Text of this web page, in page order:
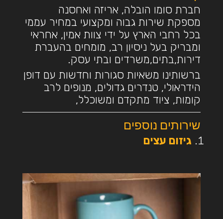
חברת סומו הובלה, אריזה ואחסנה
מספקת שירות גבוה ומקצועי במחיר עממי
בכל רחבי הארץ על ידי צוות אמין, אחראי
ומבריק בעל ניסיון רב, מומחים בהעברת
דירות,בתים,משרדים ובתי עסק.
ברשותינו משאיות סגורות וחדשות עם דופן
הידראולי, טנדרים גדולים, מנופים לרב
קומות, ציוד מתקדם ומשוכלל,
שירותים נוספים
גיזום עצים